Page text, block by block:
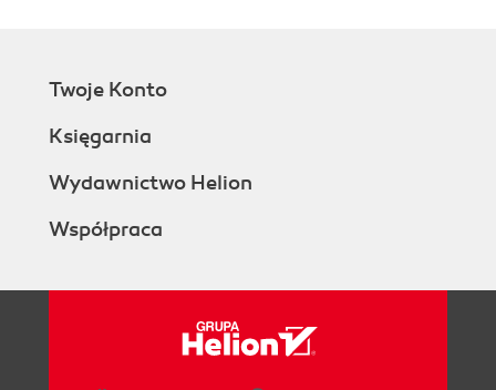
Twoje Konto
Księgarnia
Wydawnictwo Helion
Współpraca